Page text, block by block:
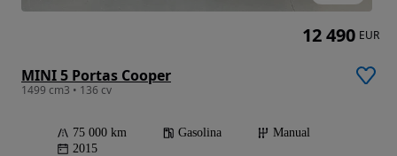
MINI 5 Portas Cooper
1499 cm3 • 136 cv
75 000 km Gasolina
Manual
2015
12 490 EUR